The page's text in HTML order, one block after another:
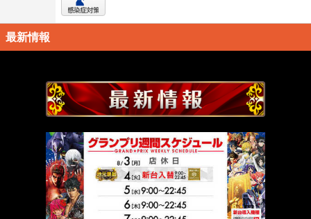
最新情報